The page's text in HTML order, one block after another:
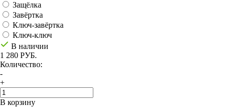
Защёлка
Завёртка
Ключ-завёртка
Ключ-ключ
В наличии
1 280 РУБ.
Количество:
-
+
В корзину